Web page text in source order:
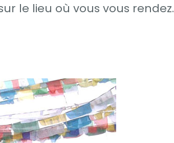
le lieu où vous vous rendez.